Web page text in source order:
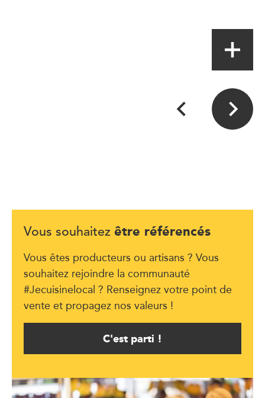
Vous souhaitez être référencés
Vous êtes producteurs ou artisans ? Vous
souhaitez rejoindre la communauté
#Jecuisinelocal ? Renseignez votre point de
vente et propagez nos valeurs !
C'est parti !